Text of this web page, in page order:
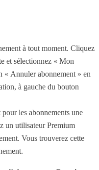
à tout moment. Cliquez
et sélectionnez « Mon
« Annuler abonnement » en
à gauche du bouton
les abonnements une
un utilisateur Premium
Vous trouverez cette